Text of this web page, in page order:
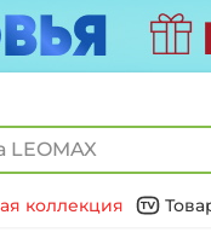
коллекция